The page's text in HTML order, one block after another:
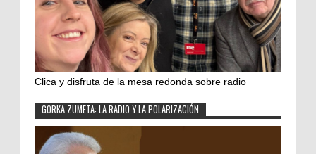
Clica y disfruta de la mesa redonda sobre radio
GORKA ZUMETA: LA RADIO Y LA POLARIZACIÓN